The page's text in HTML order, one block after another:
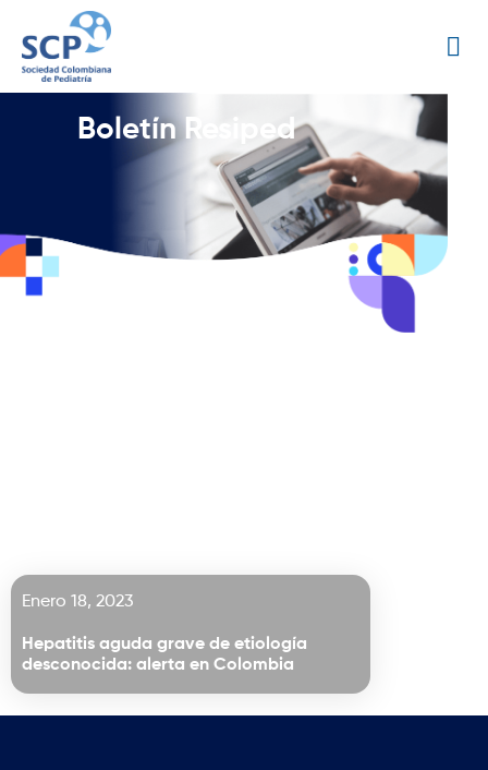
Boletín Resiped
Enero 18, 2023
Hepatitis aguda grave de etiología
desconocida: alerta en Colombia